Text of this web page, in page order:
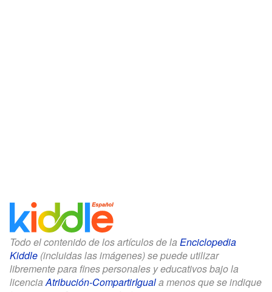
Todo el contenido de los artículos de la Enciclopedia
Kiddle (incluidas las imágenes) se puede utilizar
libremente para fines personales y educativos bajo la
licenciaAtribución-CompartirIguala menos que se indique